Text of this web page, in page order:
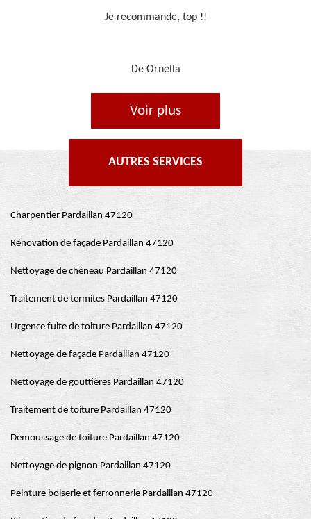
Travail sérieux
De Je cours je peins
Voir plus
AUTRES SERVICES
Charpentier Pardaillan 47120
Rénovation de façade Pardaillan 47120
Nettoyage de chéneau Pardaillan 47120
Traitement de termites Pardaillan 47120
Urgence fuite de toiture Pardaillan 47120
Nettoyage de façade Pardaillan 47120
Nettoyage de gouttières Pardaillan 47120
Traitement de toiture Pardaillan 47120
Démoussage de toiture Pardaillan 47120
Nettoyage de pignon Pardaillan 47120
Peinture boiserie et ferronnerie Pardaillan 47120